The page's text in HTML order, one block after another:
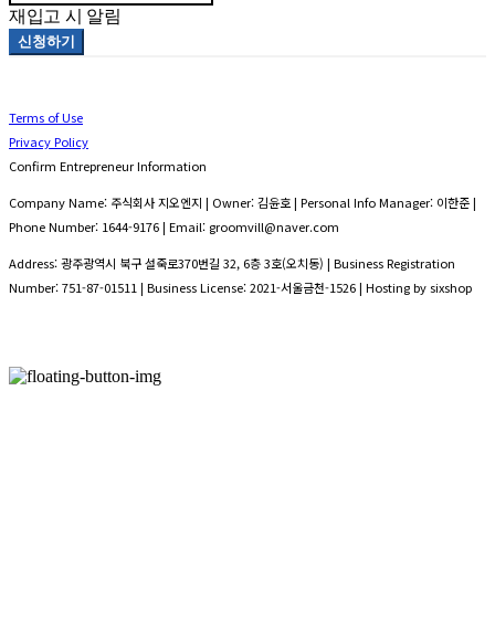
재입고 시 알림
신청하기
Terms of Use
Privacy Policy
Confirm Entrepreneur Information
Company Name: 주식회사 지오엔지 | Owner: 김윤호 | Personal Info Manager: 이한준 |
Phone Number: 1644-9176 | Email: groomvill@naver.com
Address: 광주광역시 북구 설죽로370번길 32, 6층 3호(오치동) | Business Registration
Number:751-87-01511 | Business License:2021-서울금천-1526| Hosting by sixshop